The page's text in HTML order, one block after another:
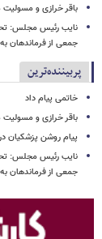
باقر خرازی و
نایب رئیس مجلس:
جمعی از فرماندهان
پربیننده‌ترین
خاتمی پیام داد
باقر خرازی و
پیام روشن
نایب رئیس مجلس:
جمعی از فرماندهان